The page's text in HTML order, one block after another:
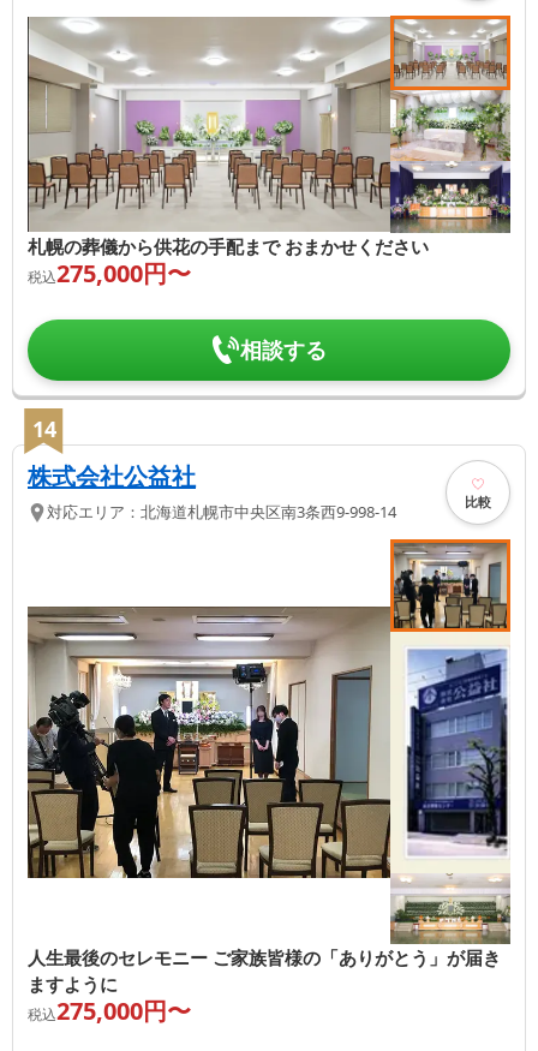
札幌の葬儀から供花の手配まで おまかせください
税込275,000円〜
相談する
14
株式会社公益社
対応エリア： 北海道札幌市中央区南3条西9-998-14 比較
人生最後のセレモニー ご家族皆様の「ありがとう」が届き
ますように
税込275,000円〜